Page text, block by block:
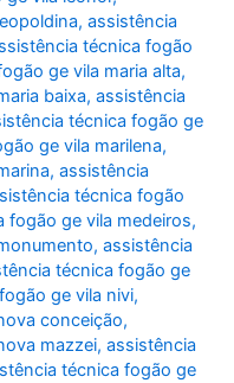
,assistência
técnica fogão
ge vila maria alta,
baixa,assistência
técnica fogão ge
ge vila marilena,
,assistência
técnica fogão
fogão ge vila medeiros,
,assistência
técnica fogão ge
ge vila nivi,
conceição,
mazzei,assistência
técnica fogão ge